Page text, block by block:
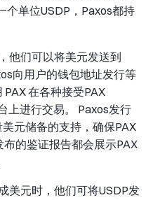
个单位USDP，Paxos都持
他们可以将美元发送到
向用户的钱包地址发行等
在各种接受PAX
上进行交易。 Paxos发行
元储备的支持，确保PAX
的鉴证报告都会展示PAX
美元时，他们可将USDP发